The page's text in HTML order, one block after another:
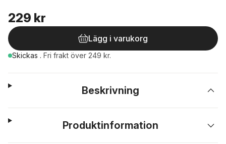
229 kr
Lägg i varukorg
Skickas . Fri frakt över 249 kr.
Beskrivning
Produktinformation